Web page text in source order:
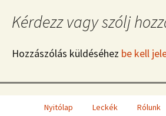
Kérdezz vagy szólj
Hozzászólás küldéséhez be kell
Nyitólap Leckék Rólunk